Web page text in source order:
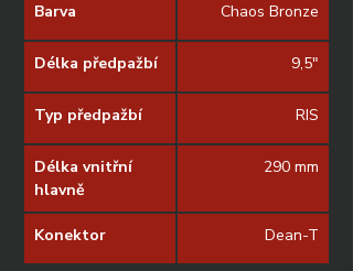
Barva Chaos Bronze
Délka předpažbí 9,5"
Typ předpažbí RIS
Délka vnitřní
hlavně
290 mm
Konektor Dean-T